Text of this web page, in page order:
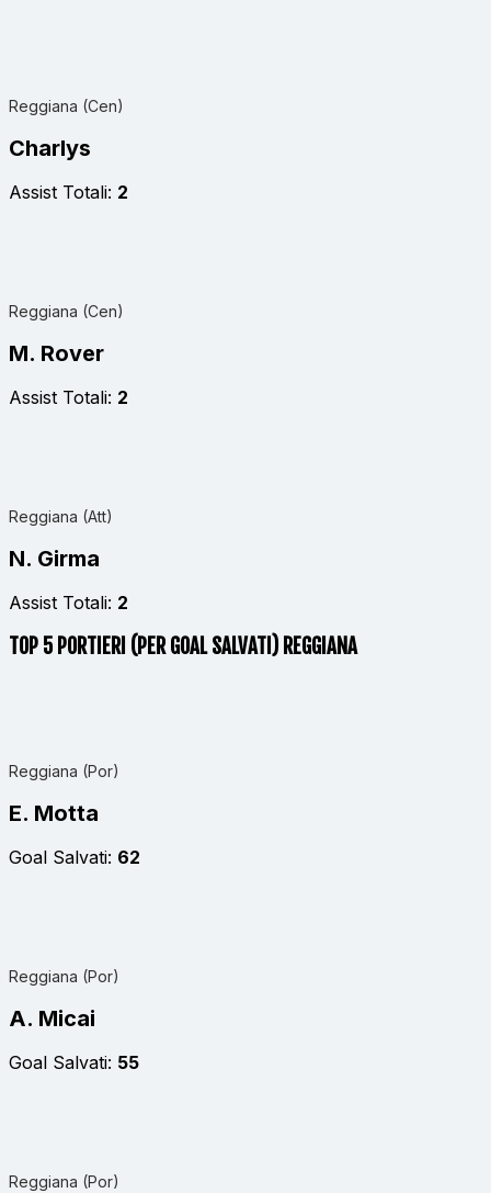
Reggiana (Cen)
Charlys
Assist Totali: 2
Reggiana (Cen)
M. Rover
Assist Totali: 2
Reggiana (Att)
N. Girma
Assist Totali: 2
TOP 5 PORTIERI (PER GOAL SALVATI) REGGIANA
Reggiana (Por)
E. Motta
Goal Salvati: 62
Reggiana (Por)
A. Micai
Goal Salvati: 55
Reggiana (Por)